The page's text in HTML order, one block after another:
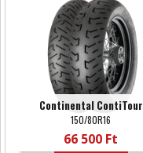
Continental ContiTour
150/80R16
66 500 Ft